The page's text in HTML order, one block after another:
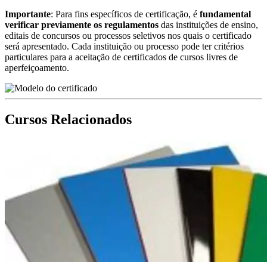
Importante: Para fins específicos de certificação, é fundamental
verificar previamente os regulamentos das instituições de ensino,
editais de concursos ou processos seletivos nos quais o certificado
será apresentado. Cada instituição ou processo pode ter critérios
particulares para a aceitação de certificados de cursos livres de
aperfeiçoamento.
Cursos Relacionados